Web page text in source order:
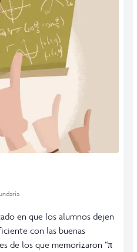
en que los alumnos dejen
con las buenas
de los que memorizaron “π